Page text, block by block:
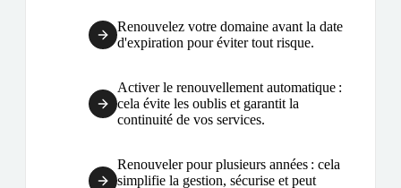
Renouvelez votre domaine avant la date
d'expiration pour éviter tout risque.
Activer le renouvellement automatique :
cela évite les oublis et garantit la
continuité de vos services.
Renouveler pour plusieurs années : cela
simplifie la gestion, sécurise et peut